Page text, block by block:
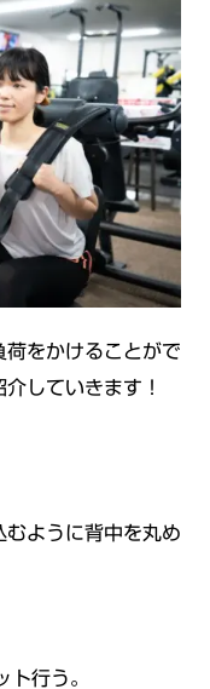
荷をかけることがで
していきます！
ように背中を丸め
行う。